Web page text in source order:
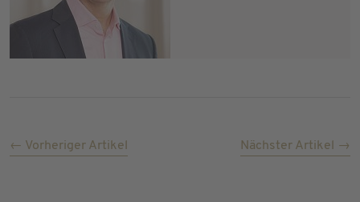
← Vorheriger Artikel Nächster Artikel →